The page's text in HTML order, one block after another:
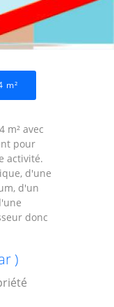
m²
m² avec
pour
activité.
d'une
d'un
donc
)